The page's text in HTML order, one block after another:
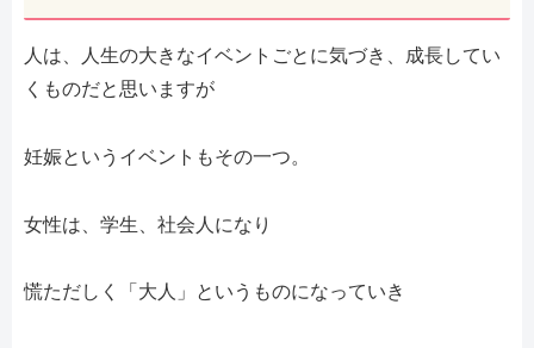
人は、人生の大きなイベントごとに気づき、成長してい
くものだと思いますが
妊娠というイベントもその一つ。
女性は、学生、社会人になり
慌ただしく「大人」というものになっていき